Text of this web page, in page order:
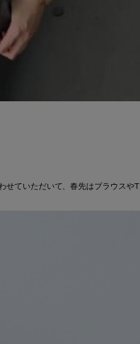
ていただいて、春先はブラウス